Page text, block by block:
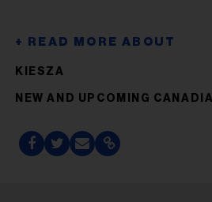
KIESZA
NEW AND UPCOMING